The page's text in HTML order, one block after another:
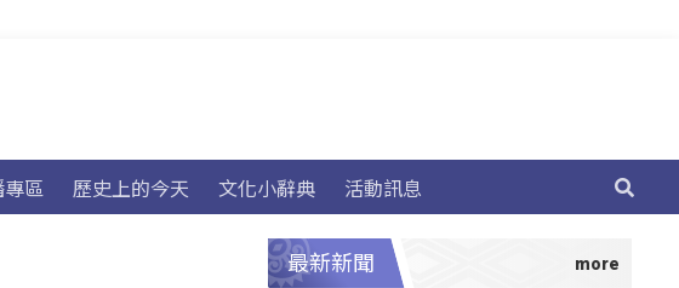
區 歷史上的今天 文化小辭典 活動訊息
最新新聞